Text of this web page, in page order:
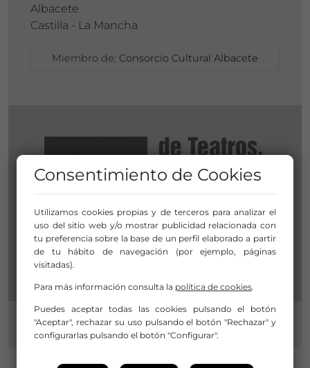
Albacete
Castilla - La Mancha
Miembro de: Consorcio Cultural Albacete
Consentimiento de Cookies
Utilizamos cookies propias y de terceros para analizar el
uso del sitio web y/o mostrar publicidad relacionada con
tu preferencia sobre la base de un perfil elaborado a partir
de tu hábito de navegación (por ejemplo, páginas
visitadas).
Para más información consulta la política de cookies.
Puedes aceptar todas las cookies pulsando el botón
"Aceptar", rechazar su uso pulsando el botón "Rechazar" y
configurarlas pulsando el botón "Configurar".